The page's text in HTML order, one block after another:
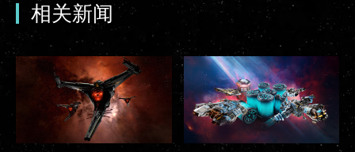
相关新闻